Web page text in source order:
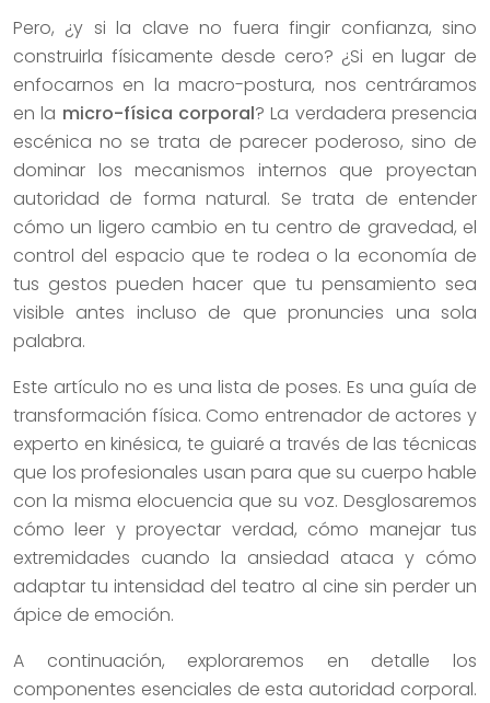
Pero, ¿y si la clave no fuera fingir confianza, sino
construirla físicamente desde cero? ¿Si en lugar de
enfocarnos en la macro-postura, nos centráramos
en la micro-física corporal? La verdadera presencia
escénica no se trata de parecer poderoso, sino de
dominar los mecanismos internos que proyectan
autoridad de forma natural. Se trata de entender
cómo un ligero cambio en tu centro de gravedad, el
control del espacio que te rodea o la economía de
tus gestos pueden hacer que tu pensamiento sea
visible antes incluso de que pronuncies una sola
palabra.
Este artículo no es una lista de poses. Es una guía de
transformación física. Como entrenador de actores y
experto en kinésica, te guiaré a través de las técnicas
que los profesionales usan para que su cuerpo hable
con la misma elocuencia que su voz. Desglosaremos
cómo leer y proyectar verdad, cómo manejar tus
extremidades cuando la ansiedad ataca y cómo
adaptar tu intensidad del teatro al cine sin perder un
ápice de emoción.
A continuación, exploraremos en detalle los
componentes esenciales de esta autoridad corporal.